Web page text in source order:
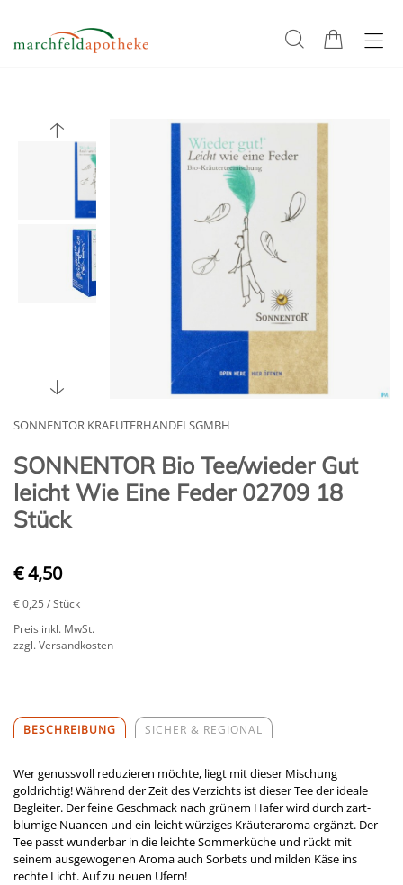
SONNENTOR KRAEUTERHANDELSGMBH
SONNENTOR Bio Tee/wieder Gut
leicht Wie Eine Feder 02709 18
Stück
€ 4,50
€ 0,25 / Stück
Preis inkl. MwSt.
zzgl. Versandkosten
BESCHREIBUNG SICHER & REGIONAL
Wer genussvoll reduzieren möchte, liegt mit dieser Mischung
goldrichtig! Während der Zeit des Verzichts ist dieser Tee der ideale
Begleiter. Der feine Geschmack nach grünem Hafer wird durch zart-
blumige Nuancen und ein leicht würziges Kräuteraroma ergänzt. Der
Tee passt wunderbar in die leichte Sommerküche und rückt mit
seinem ausgewogenen Aroma auch Sorbets und milden Käse ins
rechte Licht. Auf zu neuen Ufern!